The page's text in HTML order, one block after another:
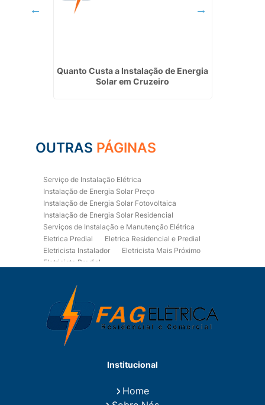
Quanto Custa a Instalação de Energia
Solar em Cruzeiro
OUTRAS PÁGINAS
Serviço de Instalação Elétrica
Instalação de Energia Solar Preço
Instalação de Energia Solar Fotovoltaica
Instalação de Energia Solar Residencial
Serviços de Instalação e Manutenção Elétrica
Eletrica Predial
Eletrica Residencial e Predial
Eletricista Instalador
Eletricista Mais Próximo
Eletricista Predial
Eletricista Residencial
Eletricista Residencial E Predial
Eletricistas de Manutenção
Empresa de Instalações Elétricas
Empresa de Manutenção Eletrica
Empresa de Prestação de Serviços Eletricos
Fiação para Instalação Eletrica Residencial
Instalação de Energia Solar Residencial Preço
Institucional
Home